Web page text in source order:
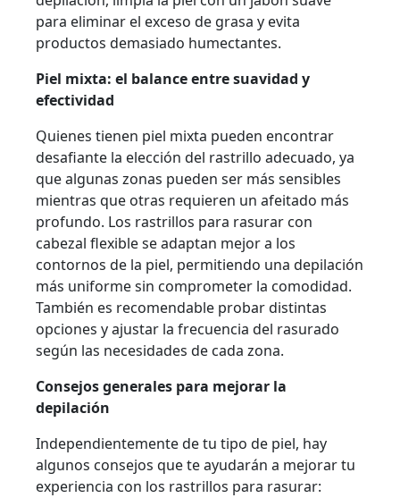
para eliminar el exceso de grasa y evita
productos demasiado humectantes.
Piel mixta: el balance entre suavidad y
efectividad
Quienes tienen piel mixta pueden encontrar
desafiante la elección del rastrillo adecuado, ya
que algunas zonas pueden ser más sensibles
mientras que otras requieren un afeitado más
profundo. Los rastrillos para rasurar con
cabezal flexible se adaptan mejor a los
contornos de la piel, permitiendo una depilación
más uniforme sin comprometer la comodidad.
También es recomendable probar distintas
opciones y ajustar la frecuencia del rasurado
según las necesidades de cada zona.
Consejos generales para mejorar la
depilación
Independientemente de tu tipo de piel, hay
algunos consejos que te ayudarán a mejorar tu
experiencia con los rastrillos para rasurar: